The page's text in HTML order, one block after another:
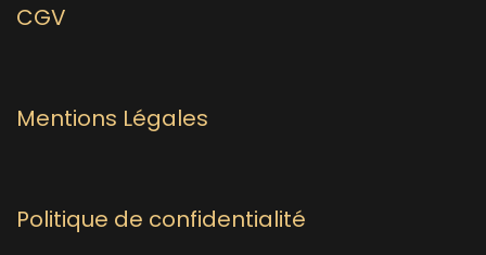
CGV
Mentions Légales
Politique de confidentialité